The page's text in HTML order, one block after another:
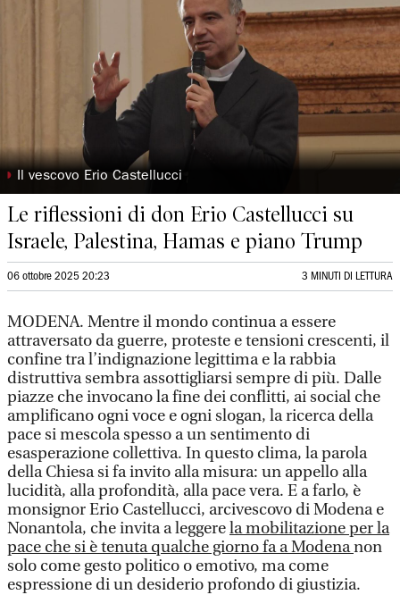
◗ Il vescovo Erio Castellucci
Le riflessioni di don Erio Castellucci su
Israele, Palestina, Hamas e piano Trump
06 ottobre 2025 20:23 3 MINUTI DI LETTURA
MODENA. Mentre il mondo continua a essere
attraversato da guerre, proteste e tensioni crescenti, il
confine tra l’indignazione legittima e la rabbia
distruttiva sembra assottigliarsi sempre di più. Dalle
piazze che invocano la fine dei conflitti, ai social che
amplificano ogni voce e ogni slogan, la ricerca della
pace si mescola spesso a un sentimento di
esasperazione collettiva. In questo clima, la parola
della Chiesa si fa invito alla misura: un appello alla
lucidità, alla profondità, alla pace vera. E a farlo, è
monsignor Erio Castellucci, arcivescovo di Modena e
Nonantola, che invita a leggerela mobilitazione per la
pace che si è tenuta qualche giorno fa a Modenanon
solo come gesto politico o emotivo, ma come
espressione di un desiderio profondo di giustizia.